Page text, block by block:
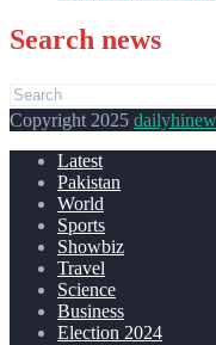
Search news
Copyright 2025
Latest
Pakistan
World
Sports
Showbiz
Travel
Science
Business
Election 2024